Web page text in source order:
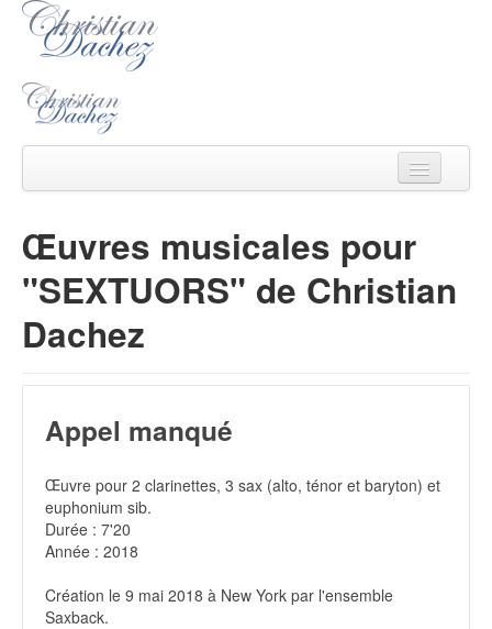
Actu
Catalogue
Ecouter/voir
Ecrits
Médias
Œuvres musicales pour
"SEXTUORS" de Christian
Dachez
Appel manqué
Œuvre pour 2 clarinettes, 3 sax (alto, ténor et baryton) et
euphonium sib.
Durée : 7'20
Année : 2018
Création le 9 mai 2018 à New York par l'ensemble
Saxback.